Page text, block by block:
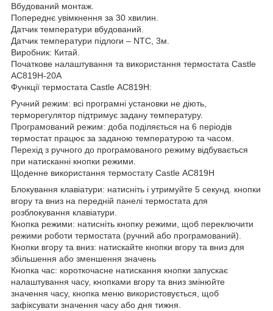
Вбудований монтаж.
Попереднє увімкнення за 30 хвилин.
Датчик температури вбудований.
Датчик температури підлоги – NTC, 3м.
Виробник: Китай.
Початкове налаштування та використання термостата Castle
АС819H-20A
Функції термостата Castle АС819H:
Ручний режим: всі програмні установки не діють,
терморегулятор підтримує задану температуру.
Програмований режим: доба поділяється на 6 періодів
термостат працює за заданою температурою та часом.
Перехід з ручного до програмованого режиму відбувається
при натисканні кнопки режими.
Щоденне використання термостату Castle АС819H
Блокування клавіатури: натисніть і утримуйте 5 секунд. кнопки
вгору та вниз на передній панелі термостата для
розблокування клавіатури.
Кнопка режими: натисніть кнопку режими, щоб переключити
режими роботи термостата (ручний або програмований).
Кнопки вгору та вниз: натискайте кнопки вгору та вниз для
збільшення або зменшення значень
Кнопка час: короткочасне натискання кнопки запускає
налаштування часу, кнопками вгору та вниз змінюйте
значення часу, кнопка меню використовується, щоб
зафіксувати значення часу або дня тижня.